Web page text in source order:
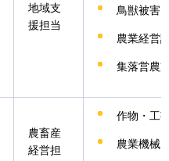
地域支
援担当
鳥獣被害
農業経営
集落営農
農畜産
経営担
作物・工
農業機械